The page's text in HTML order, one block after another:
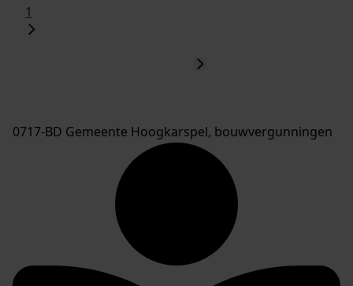
1
0717-BD Gemeente Hoogkarspel, bouwvergunningen